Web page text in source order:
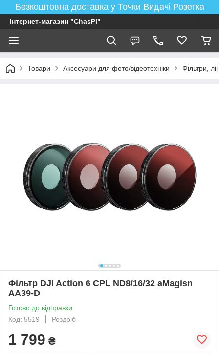
Безкоштовна доставка у Точки Видачі Розетка
Інтернет-магазин "ChasPi"
Товари Аксесуари для фото/відеотехніки Фільтри,
Фільтр DJI Action 6 CPL ND8/16/32 aMagisn
AA39-D
Готово до відправки
Код: 5519
Роздріб
1 799 ₴